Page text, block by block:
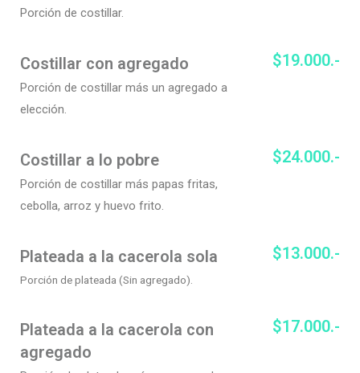
Porción de costillar.
Costillar con agregado
Porción de costillar más un agregado a
elección.
$19.000.-
Costillar a lo pobre
Porción de costillar más papas fritas,
cebolla, arroz y huevo frito.
$24.000.-
Plateada a la cacerola sola
Porción de plateada (Sin agregado).
$13.000.-
Plateada a la cacerola con
agregado
$17.000.-